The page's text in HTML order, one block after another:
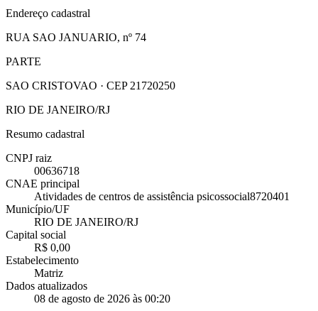
Endereço cadastral
RUA SAO JANUARIO, nº 74
PARTE
SAO CRISTOVAO · CEP 21720250
RIO DE JANEIRO/RJ
Resumo cadastral
CNPJ raiz
00636718
CNAE principal
Atividades de centros de assistência psicossocial8720401
Município/UF
RIO DE JANEIRO/RJ
Capital social
R$ 0,00
Estabelecimento
Matriz
Dados atualizados
08 de agosto de 2026 às 00:20